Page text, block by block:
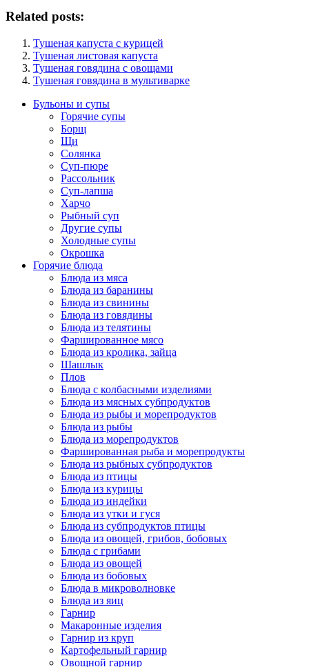
Related posts:
Тушеная капуста с курицей
Тушеная листовая капуста
Тушеная говядина с овощами
Тушеная говядина в мультиварке
Бульоны и супы
Горячие супы
Борщ
Щи
Солянка
Суп-пюре
Рассольник
Суп-лапша
Харчо
Рыбный суп
Другие супы
Холодные супы
Окрошка
Горячие блюда
Блюда из мяса
Блюда из баранины
Блюда из свинины
Блюда из говядины
Блюда из телятины
Фаршированное мясо
Блюда из кролика, зайца
Шашлык
Плов
Блюда с колбасными изделиями
Блюда из мясных субпродуктов
Блюда из рыбы и морепродуктов
Блюда из рыбы
Блюда из морепродуктов
Фаршированная рыба и морепродукты
Блюда из рыбных субпродуктов
Блюда из птицы
Блюда из курицы
Блюда из индейки
Блюда из утки и гуся
Блюда из субпродуктов птицы
Блюда из овощей, грибов, бобовых
Блюда с грибами
Блюда из овощей
Блюда из бобовых
Блюда в микроволновке
Блюда из яиц
Гарнир
Макаронные изделия
Гарнир из круп
Картофельный гарнир
Овощной гарнир